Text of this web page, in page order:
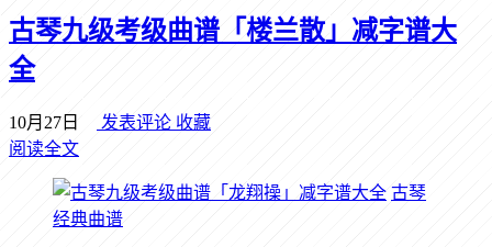
古琴九级考级曲谱「楼兰散」减字谱大
全
10月27日 发表评论 收藏
阅读全文
古琴
经典曲谱